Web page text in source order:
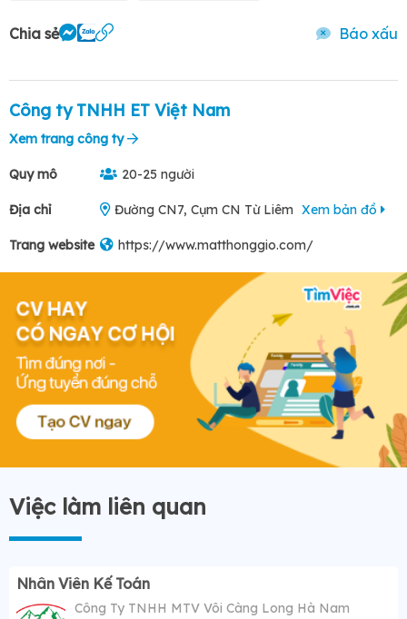
Chia sẻ Báo xấu
Công ty TNHH ET Việt Nam
Xem trang công ty
Quy mô 20-25 người
Địa chỉ Đường CN7, Cụm CN Từ Liêm Xem bản đồ
Trang website https://www.matthonggio.com/
Việc làm liên quan
Nhân Viên Kế Toán
Công Ty TNHH MTV Vôi Càng Long Hà Nam